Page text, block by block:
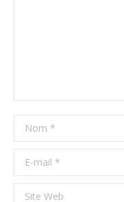
Nom *
E-mail *
Site Web